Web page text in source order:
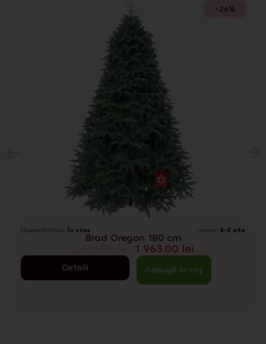
-26%
Disponibilitate: În stoc Livrare: 2-3 zile
Brad Oregon 180 cm
1 963.00 lei
Detalii Adaugă în coș